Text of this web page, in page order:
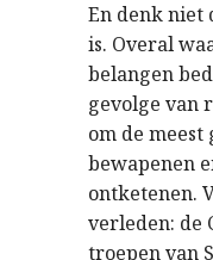
En denk niet
is. Overal
belangen
gevolge van
om de
bewapenen
ontketenen.
verleden: de
troepen van